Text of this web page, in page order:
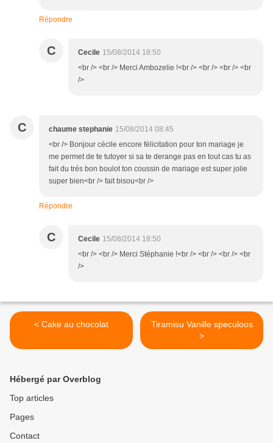
Répondre
C Cecile 15/08/2014 18:50
<br /> <br /> Merci Ambozelie !<br /> <br /> <br /> <br
/>
C chaume stephanie 15/08/2014 08:45
<br /> Bonjour cécile encore félicitation pour ton mariage je
me permet de te tutoyer si sa te derange pas en tout cas tu as
fait du trés bon boulot ton coussin de mariage est super jolie
super bien<br /> fait bisou<br />
Répondre
C Cecile 15/08/2014 18:50
<br /> <br /> Merci Stéphanie !<br /> <br /> <br /> <br
/>
< Cake au chocolat
Tiramisu Vanille speculoos
>
Hébergé par Overblog
Top articles
Pages
Contact